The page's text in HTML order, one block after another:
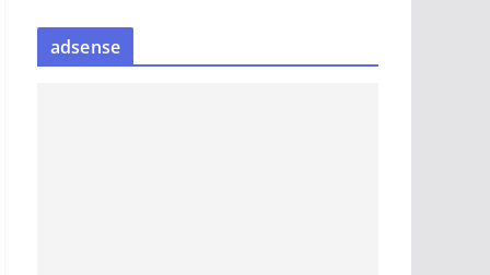
S
adsense